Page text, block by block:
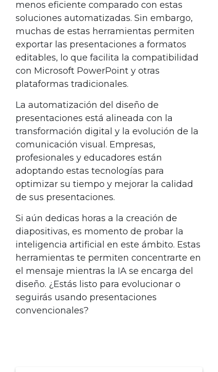
menos eficiente comparado con estas
soluciones automatizadas. Sin embargo,
muchas de estas herramientas permiten
exportar las presentaciones a formatos
editables, lo que facilita la compatibilidad
con Microsoft PowerPoint y otras
plataformas tradicionales.
La automatización del diseño de
presentaciones está alineada con la
transformación digital y la evolución de la
comunicación visual. Empresas,
profesionales y educadores están
adoptando estas tecnologías para
optimizar su tiempo y mejorar la calidad
de sus presentaciones.
Si aún dedicas horas a la creación de
diapositivas, es momento de probar la
inteligencia artificial en este ámbito. Estas
herramientas te permiten concentrarte en
el mensaje mientras la IA se encarga del
diseño. ¿Estás listo para evolucionar o
seguirás usando presentaciones
convencionales?